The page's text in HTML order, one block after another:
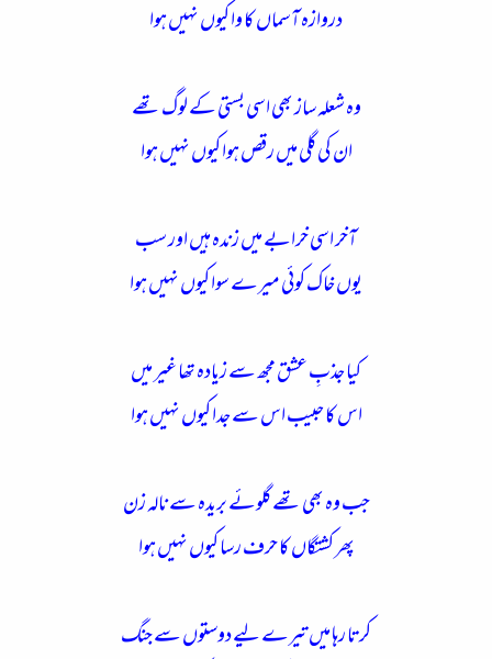
دروازہ آسماں کا وا کیوں نہیں ہوا
وہ شعلہ ساز بھی اسی بستی کے لوگ تھے
ان کی گلی میں رقص ہوا کیوں نہیں ہوا
آخر اسی خرابے میں زندہ ہیں اور سب
یوں خاک کوئی میرے سوا کیوں نہیں ہوا
کیا جذبِ عشق مجھ سے زیادہ تھا غیر میں
اس کا حبیب اس سے جدا کیوں نہیں ہوا
جب وہ بھی تھے گلوئے بریدہ سے نالہ زن
پھر کشتگاں کا حرف رسا کیوں نہیں ہوا
کرتا رہا میں تیرے لیے دوستوں سے جنگ